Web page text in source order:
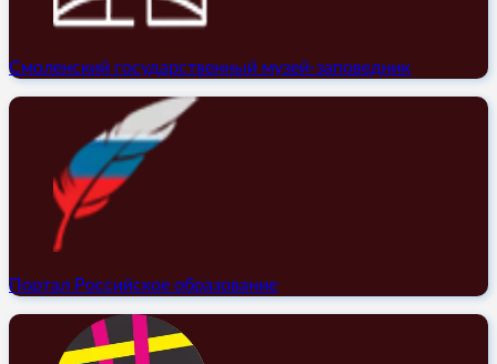
Смоленский государственный музей-заповедник
Портал Российское образование